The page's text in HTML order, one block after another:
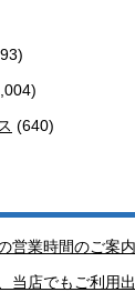
(640)
営業時間のご案内
当店でもご利用